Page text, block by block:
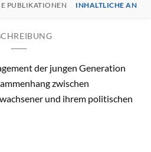
PUBLIKATIONEN INHALTLICHE
der jungen Generation
zwischen
und ihrem politischen